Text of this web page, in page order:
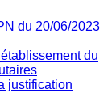
du 20/06/2023
du
justification